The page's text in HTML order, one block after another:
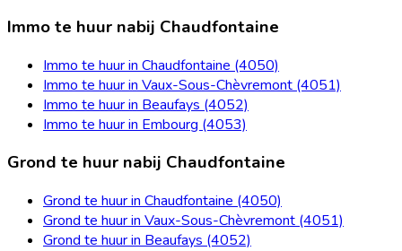
Immo te huur nabij Chaudfontaine
Immo te huur in Chaudfontaine (4050)
Immo te huur in Vaux-Sous-Chèvremont (4051)
Immo te huur in Beaufays (4052)
Immo te huur in Embourg (4053)
Grond te huur nabij Chaudfontaine
Grond te huur in Chaudfontaine (4050)
Grond te huur in Vaux-Sous-Chèvremont (4051)
Grond te huur in Beaufays (4052)